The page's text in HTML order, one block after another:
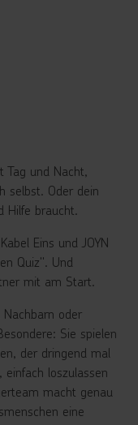
Tag und Nacht,
selbst. Oder dein
Hilfe braucht.
Eins und JOYN
Quiz". Und
mit am Start.
oder
Sie spielen
der dringend mal
loszulassen
macht genau
eine